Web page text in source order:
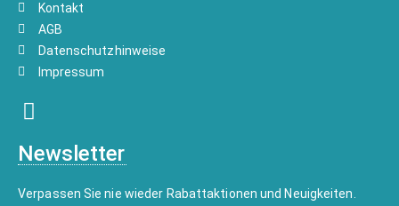
Kontakt
AGB
Datenschutzhinweise
Impressum
Newsletter
Verpassen Sie nie wieder Rabattaktionen und Neuigkeiten.